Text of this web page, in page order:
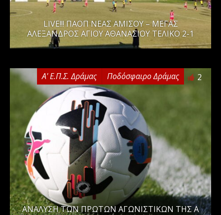
LIVE!!! ΠΑΟΠ ΝΕΑΣ ΑΜΙΣΟΥ – ΜΕΓΑΣ
ΑΛΕΞΑΝΔΡΟΣ ΑΓΙΟΥ ΑΘΑΝΑΣΙΟΥ ΤΕΛΙΚΟ 2-1
Α' Ε.Π.Σ. Δράμας Ποδόσφαιρο Δράμας 2
ΑΝΑΛΥΣΗ ΤΩΝ ΠΡΩΤΩΝ ΑΓΩΝΙΣΤΙΚΩΝ ΤΗΣ Α